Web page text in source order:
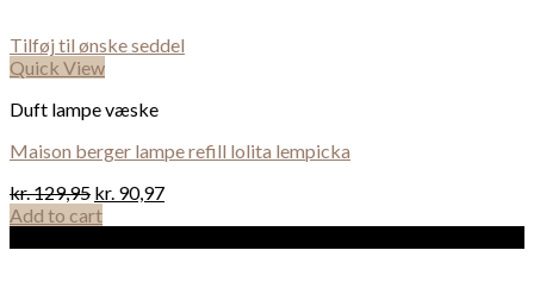
Tilføj til ønske seddel
Quick View
Duft lampe væske
Maison berger lampe refill lolita lempicka
kr.129,95 kr. 90,97
Add to cart